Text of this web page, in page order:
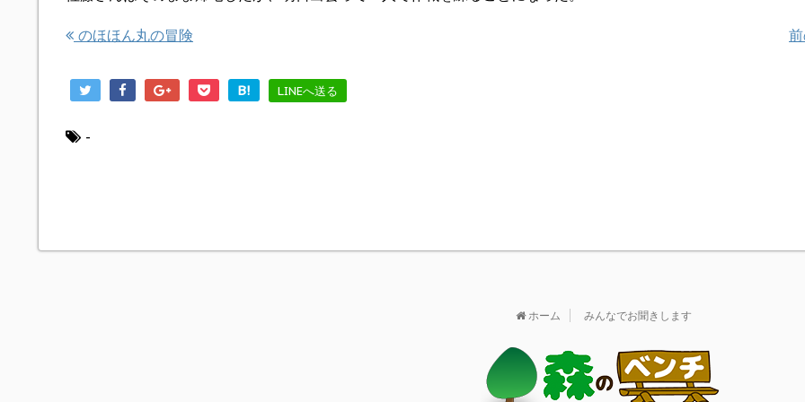
のほほん丸の冒険
B! LINEへ送る
-
ホーム みんなでお聞きします